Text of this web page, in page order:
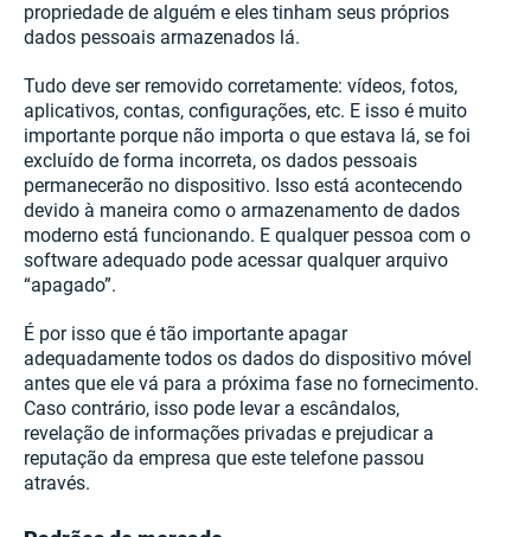
propriedade de alguém e eles tinham seus próprios
dados pessoais armazenados lá.
Tudo deve ser removido corretamente: vídeos, fotos,
aplicativos, contas, configurações, etc. E isso é muito
importante porque não importa o que estava lá, se foi
excluído de forma incorreta, os dados pessoais
permanecerão no dispositivo. Isso está acontecendo
devido à maneira como o armazenamento de dados
moderno está funcionando. E qualquer pessoa com o
software adequado pode acessar qualquer arquivo
“apagado”.
É por isso que é tão importante apagar
adequadamente todos os dados do dispositivo móvel
antes que ele vá para a próxima fase no fornecimento.
Caso contrário, isso pode levar a escândalos,
revelação de informações privadas e prejudicar a
reputação da empresa que este telefone passou
através.